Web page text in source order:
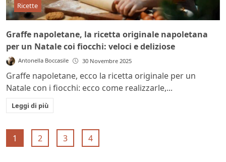
Ricette
Graffe napoletane, la ricetta originale napoletana
per un Natale coi fiocchi: veloci e deliziose
Antonella Boccasile 30 Novembre 2025
Graffe napoletane, ecco la ricetta originale per un
Natale con i fiocchi: ecco come realizzarle,...
Leggi di più
1 2 3 4